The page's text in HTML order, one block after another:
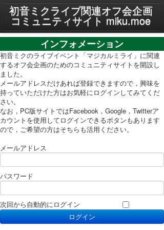
MENU
プライバシーポリシー
利用規約
PC表示に切り替え
初音ミクライブ関連オフ会企画
コミュニティサイト miku.moe
インフォメーション
初音ミクのライブイベント「マジカルミライ」に関連
するオフ会企画のためのコミュニティサイトを開設し
ました。
メールアドレスだけあれば登録できますので，興味を
持っていただけた方はお気軽にログインしてみてくだ
さい。
なお，PC版サイトではFacebook，Google，Twitterア
カウントを使用してログインできるボタンもあります
ので，ご希望の方はそちらも活用ください。
メールアドレス
パスワード
次回から自動的にログイン